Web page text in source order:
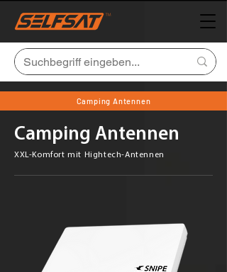
Camping Antennen
Camping Antennen
XXL-Komfort mit Hightech-Antennen